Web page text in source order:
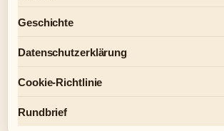
Geschichte
Datenschutzerklärung
Cookie-Richtlinie
Rundbrief